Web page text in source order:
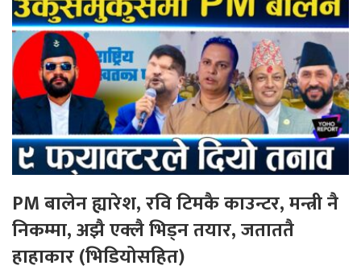
PM बालेन ह्यारेश, रवि टिमकै काउन्टर, मन्त्री नै
निकम्मा, अझै एक्लै भिड्न तयार, जताततै
हाहाकार (भिडियोसहित)